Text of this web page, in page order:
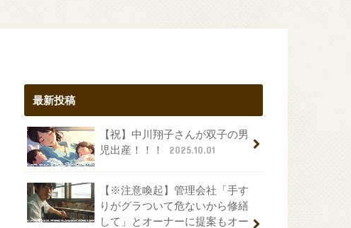
最新投稿
【祝】中川翔子さんが双子の男
児出産！！！
2025.10.01
【※注意喚起】管理会社「手す
りがグラついて危ないから修繕
して」とオーナーに提案もオー